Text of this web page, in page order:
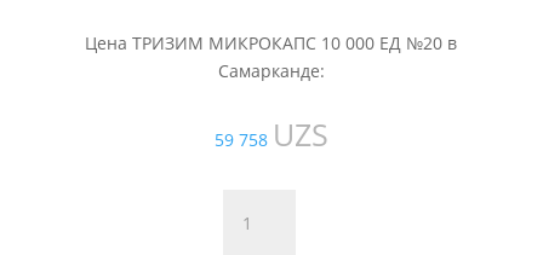
Цена ТРИЗИМ МИКРОКАПС 10 000 ЕД №20 в
Самарканде:
59 758 UZS
товара